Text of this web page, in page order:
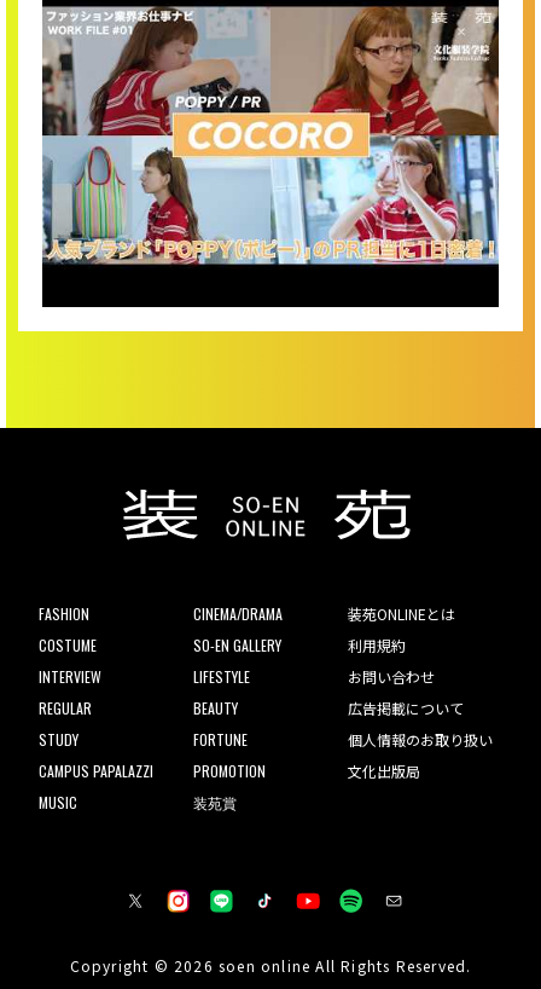
FASHION
COSTUME
INTERVIEW
REGULAR
STUDY
CAMPUS PAPALAZZI
MUSIC
CINEMA/DRAMA
SO-EN GALLERY
LIFESTYLE
BEAUTY
FORTUNE
PROMOTION
装苑賞
装苑ONLINEとは
利用規約
お問い合わせ
広告掲載について
個人情報のお取り扱い
文化出版局
Copyright © 2026 soen online All Rights Reserved.